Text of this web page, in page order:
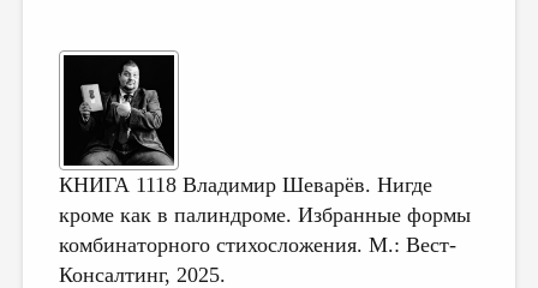
КОНКУРСЫ
ДЕТСКАЯ КОМНАТА
КНИЖНАЯ ПОЛКА
ОБЗОР ЛИТЕРАТУРЫ
СТРАНИЦЫ ПАМЯТИ
ОБЪЯВЛЕНИЯ
КНИГА 1118 Владимир Шеварëв. Нигде
кроме как в палиндроме. Избранные формы
комбинаторного стихосложения. М.: Вест-
Консалтинг, 2025.